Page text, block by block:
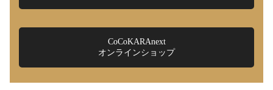
CoCoKARAnext
オンラインショップ